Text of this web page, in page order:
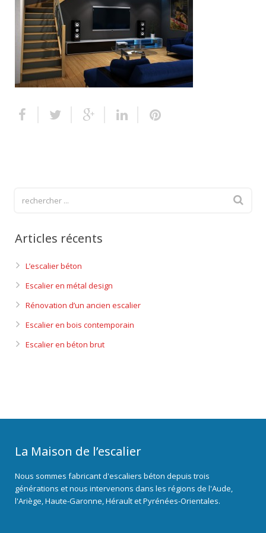
Escalier extérieur
Finitions pour escalier
Articles récents
L’escalier béton
Escalier en métal design
Rénovation d’un ancien escalier
Escalier en bois contemporain
Escalier en béton brut
La Maison de l’escalier
Nous sommes fabricant d'escaliers béton depuis trois
générations et nous intervenons dans les régions de l'Aude,
l'Ariège, Haute-Garonne, Hérault et Pyrénées-Orientales.